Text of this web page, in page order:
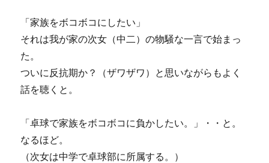
「家族をボコボコにしたい」
それは我が家の次女（中二）の物騒な一言で始まっ
た。
ついに反抗期か？（ザワザワ）と思いながらもよく
話を聴くと。
「卓球で家族をボコボコに負かしたい。」・・と。
なるほど。
（次女は中学で卓球部に所属する。）